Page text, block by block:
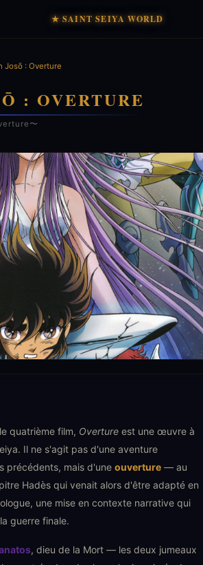
★ SAINT SEIYA WORLD
Josō : Overture
: OVERTURE
〜
quatrième film, Overture est une œuvre à
Il ne s'agit pas d'une aventure
précédents, mais d'une ouverture — au
Hadès qui venait alors d'être adapté en
une mise en contexte narrative qui
guerre finale.
, dieu de la Mort — les deux jumeaux